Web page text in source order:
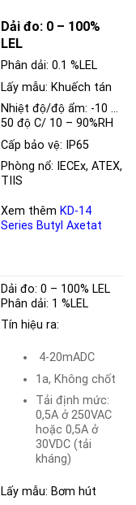
Dải đo: 0 – 100%
LEL
Phân dải: 0.1 %LEL
Lấy mẫu: Khuếch tán
Nhiệt độ/độ ẩm: -10 …
50 độ C/ 10 – 90%RH
Cấp bảo vệ: IP65
Phòng nổ: IECEx, ATEX,
TIIS
Xem thêm KD-14
Series Butyl Axetat
Dải đo:0 – 100% LEL
Phân dải: 1 %LEL
Tín hiệu ra:
4-20mADC
1a, Không chốt
Tải định mức:
0,5A ở 250VAC
hoặc 0,5A ở
30VDC (tải
kháng)
Lấy mẫu: Bơm hút